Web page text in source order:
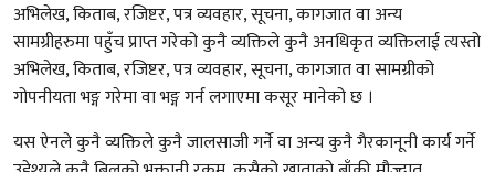
अभिलेख, किताब, रजिष्टर, पत्र व्यवहार, सूचना, कागजात वा अन्य
सामग्रीहरुमा पहुँच प्राप्त गरेको कुनै व्यक्तिले कुनै अनधिकृत व्यक्तिलाई त्यस्तो
अभिलेख, किताब, रजिष्टर, पत्र व्यवहार, सूचना, कागजात वा सामग्रीको
गोपनीयता भङ्ग गरेमा वा भङ्ग गर्न लगाएमा कसूर मानेको छ ।
यस ऐनले कुनै व्यक्तिले कुनै जालसाजी गर्ने वा अन्य कुनै गैरकानूनी कार्य गर्ने